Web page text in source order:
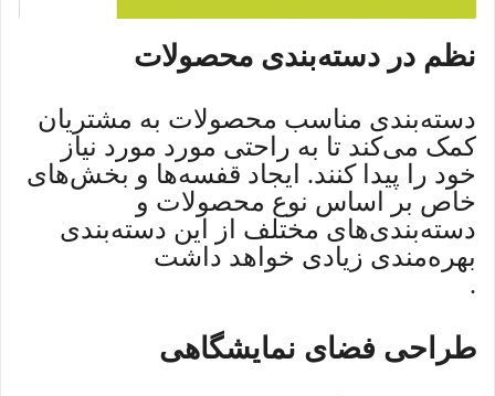
نظم در دسته‌بندی محصولات
دسته‌بندی مناسب محصولات به مشتریان
کمک می‌کند تا به راحتی مورد مورد نیاز
خود را پیدا کنند. ایجاد قفسه‌ها و بخش‌های
خاص بر اساس نوع محصولات و
دسته‌بندی‌های مختلف از این دسته‌بندی
بهره‌مندی زیادی خواهد داشت
.
طراحی فضای نمایشگاهی